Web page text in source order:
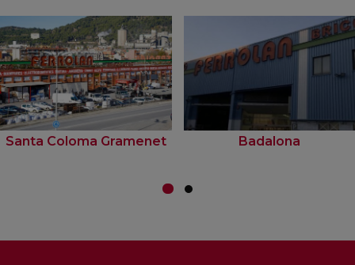
Santa Coloma Gramenet Badalona